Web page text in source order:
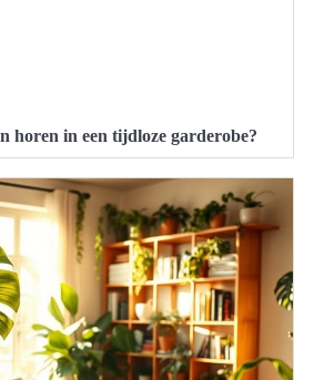
horen in een tijdloze garderobe?